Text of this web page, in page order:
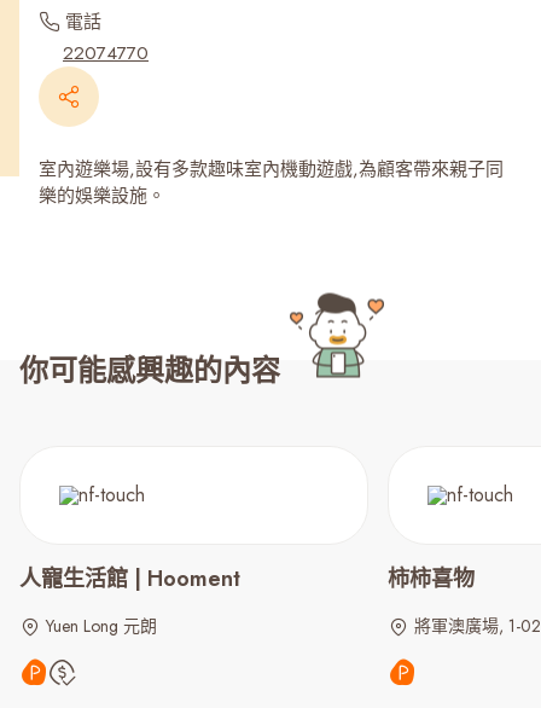
電話
22074770
室內遊樂場,設有多款趣味室內機動遊戲,為顧客帶來親子同
樂的娛樂設施。
你可能感興趣的內容
人寵生活館 | Hooment
Yuen Long 元朗
柿柿喜物
將軍澳廣場, 1-